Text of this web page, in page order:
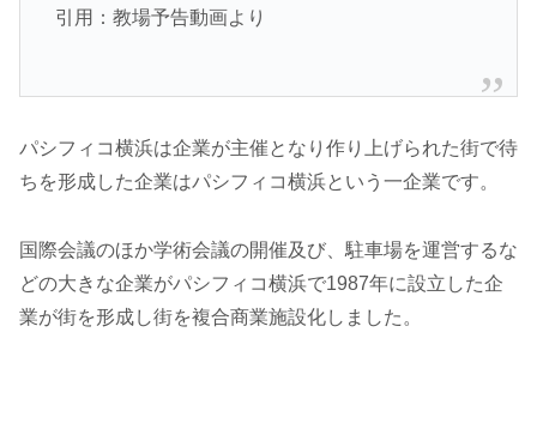
引用：教場予告動画より
パシフィコ横浜は企業が主催となり作り上げられた街で待
ちを形成した企業はパシフィコ横浜という一企業です。
国際会議のほか学術会議の開催及び、駐車場を運営するな
どの大きな企業がパシフィコ横浜で1987年に設立した企
業が街を形成し街を複合商業施設化しました。